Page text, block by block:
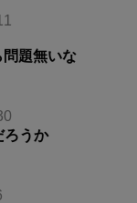
題無いな
ろうか